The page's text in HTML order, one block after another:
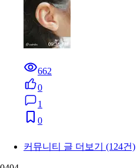
안산시 한솔가정의학과
서둘러진 느낌
전반적으로 아쉬운 점이 있
었지만, 설명이 충분히 이루
나는 느낌이었고 전…